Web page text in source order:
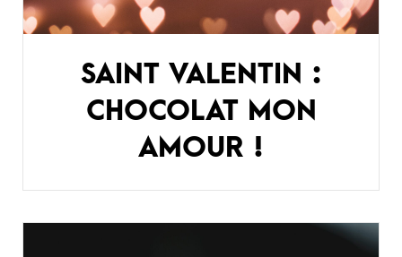
SAINT VALENTIN :
CHOCOLAT MON
AMOUR !